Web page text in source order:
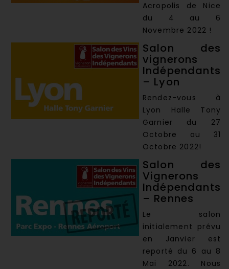
Acropolis de Nice
du 4 au 6
Novembre 2022 !
Salon des
vignerons
Indépendants
– Lyon
Rendez-vous à
Lyon Halle Tony
Garnier du 27
Octobre au 31
Octobre 2022!
Salon des
Vignerons
Indépendants
– Rennes
Le salon
initialement prévu
en Janvier est
reporté du 6 au 8
Mai 2022. Nous